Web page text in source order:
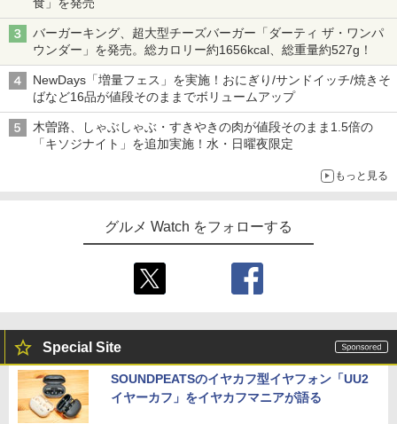
バーガーキング、超大型チーズバーガー「ダーティ ザ・ワンパ
ウンダー」を発売。総カロリー約1656kcal、総重量約527g！
NewDays「増量フェス」を実施！おにぎり/サンドイッチ/焼きそ
ばなど16品が値段そのままでボリュームアップ
木曽路、しゃぶしゃぶ・すきやきの肉が値段そのまま1.5倍の
「キソジナイト」を追加実施！水・日曜夜限定
もっと見る
グルメ Watch をフォローする
Special Site
SOUNDPEATSのイヤカフ型イヤフォン「UU2
イヤーカフ」をイヤカフマニアが語る